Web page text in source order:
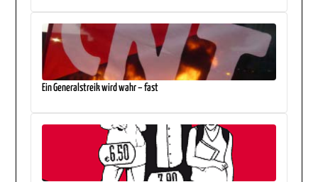
Ein Generalstreik wird wahr – fast